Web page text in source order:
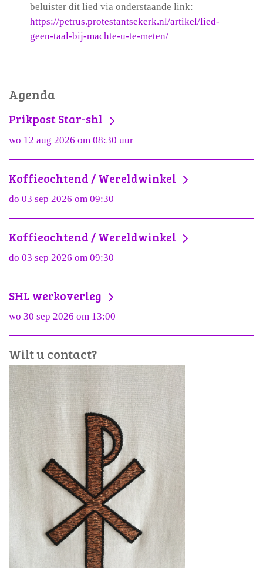
beluister dit lied via onderstaande link:
https://petrus.protestantsekerk.nl/artikel/lied-
geen-taal-bij-machte-u-te-meten/
Agenda
Prikpost Star-shl
wo 12 aug 2026 om 08:30 uur
Koffieochtend / Wereldwinkel
do 03 sep 2026 om 09:30
Koffieochtend / Wereldwinkel
do 03 sep 2026 om 09:30
SHL werkoverleg
wo 30 sep 2026 om 13:00
Wilt u contact?